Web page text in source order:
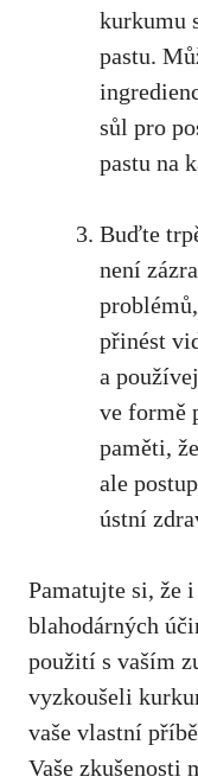
kurkumu
pastu.
sůl pro
pastu na
Buďte
není
přinést
a
ve formě
paměti,
ale
ústní
Pamatujte si, že
blahodárných
použití s vaším
vyzkoušeli
vaše ‍vlastní
Vaše zkušenosti